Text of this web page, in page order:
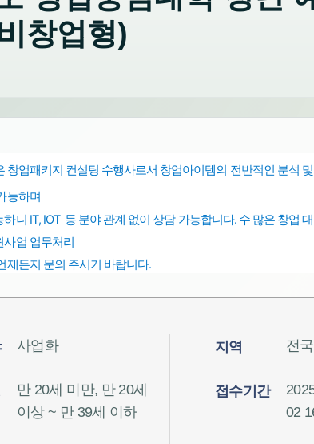
창업형)
창업패키지 컨설팅 수행사로서 창업아이템의 전반적인 분석
능하며
니 IT, IOT 등 분야 관계 없이 상담 가능합니다. 수 많은 창업
사업 업무처리
제든지 문의 주시기 바랍니다.
사업화
만 20세 미만, 만 20세
이상 ~ 만 39세 이하
지역 전국
접수기간
02